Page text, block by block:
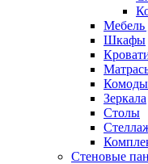
Мебель
Шкафы
Зеркала
Столы
Стеновые